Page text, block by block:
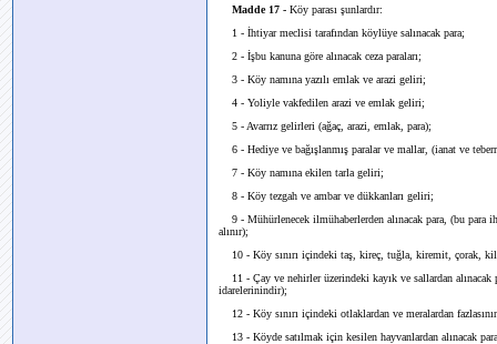
Madde 17 - Köy parası şunlardır:
1 - İhtiyar meclisi tarafından köylüye salınacak para;
2 - İşbu kanuna göre alınacak ceza paraları;
3 - Köy namına yazılı emlak ve arazi geliri;
4 - Yoliyle vakfedilen arazi ve emlak geliri;
5 - Avarrız gelirleri (ağaç, arazi, emlak, para);
6 - Hediye ve bağışlanmış paralar ve mallar, (ianat ve
7 - Köy namına ekilen tarla geliri;
8 - Köy tezgah ve ambar ve dükkanları geliri;
9 - Mühürlenecek ilmühaberlerden alınacak para, (bu para
alınır);
10 - Köy sınırı içindeki taş, kireç, tuğla, kiremit, çorak, kil
11 - Çay ve nehirler üzerindeki kayık ve sallardan
idarelerinindir);
12 - Köy sınırı içindeki otlaklardan ve meralardan
13 - Köyde satılmak için kesilen hayvanlardan alınacak